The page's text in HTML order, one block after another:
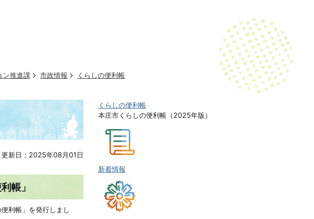
ン推進課 市政情報
くらしの便利帳
更新日：2025年08月01日
帳」
利帳」を発行しまし
くらしの便利帳
本庄市くらしの便利帳（2025年版）
新着情報